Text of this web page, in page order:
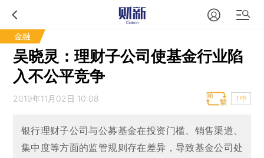
金融
吴晓灵：理财子公司使基金行业陷
入不公平竞争
2019年11月02日 10:08 T中
银行理财子公司与公募基金在投资门槛、销售渠道、
集中度等方面的监管规则存在差异，导致基金公司处